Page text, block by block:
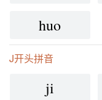
huo
J开头拼音
ji